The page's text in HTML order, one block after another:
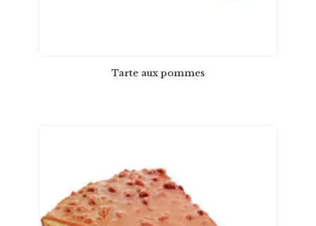
Tarte aux pommes